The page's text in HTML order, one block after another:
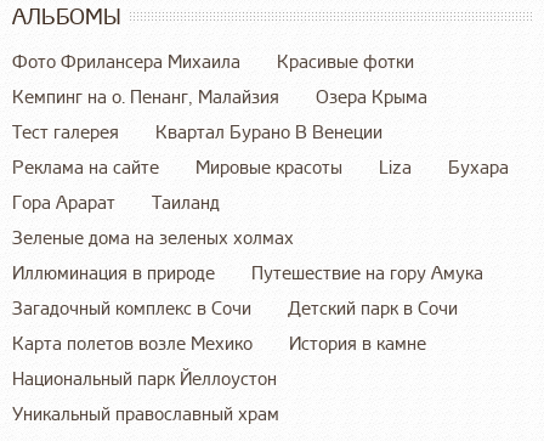
АЛЬБОМЫ
Фото Фрилансера Михаила
Красивые фотки
Кемпинг на о. Пенанг, Малайзия
Озера Крыма
Тест галерея
Квартал Бурано В Венеции
Реклама на сайте
Мировые красоты Liza
Бухара
Гора Арарат
Таиланд
Зеленые дома на зеленых холмах
Иллюминация в природе
Путешествие на гору Амука
Загадочный комплекс в Сочи
Детский парк в Сочи
Карта полетов возле Мехико
История в камне
Национальный парк Йеллоустон
Уникальный православный храм